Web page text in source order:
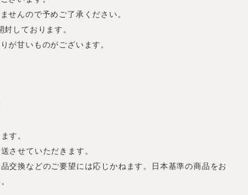
せんので予めご了承ください。
しております。
が甘いものがございます。
す。
させていただきます。
交換などのご要望には応じかねます。日本基準の商品をお